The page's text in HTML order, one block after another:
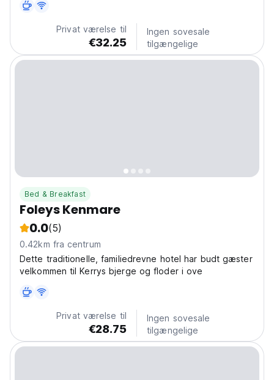
Privat værelse til
€32.25
Ingen sovesale
tilgængelige
Bed & Breakfast
Foleys Kenmare
0.0(5)
0.42km fra centrum
Dette traditionelle, familiedrevne hotel har budt gæster
velkommen til Kerrys bjerge og floder i ove
Privat værelse til
€28.75
Ingen sovesale
tilgængelige